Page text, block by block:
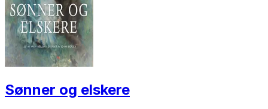
Sønner og elskere